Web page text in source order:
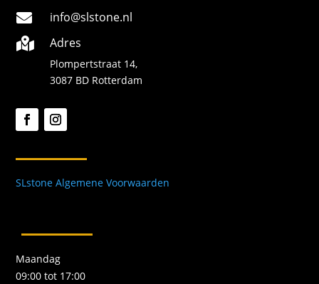

info@slstone.nl

Adres
Plompertstraat 14,
3087 BD Rotterdam
SLstone Algemene Voorwaarden
Maandag
09:00 tot 17:00